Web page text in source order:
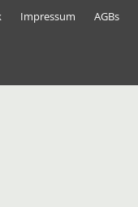
Impressum AGBs